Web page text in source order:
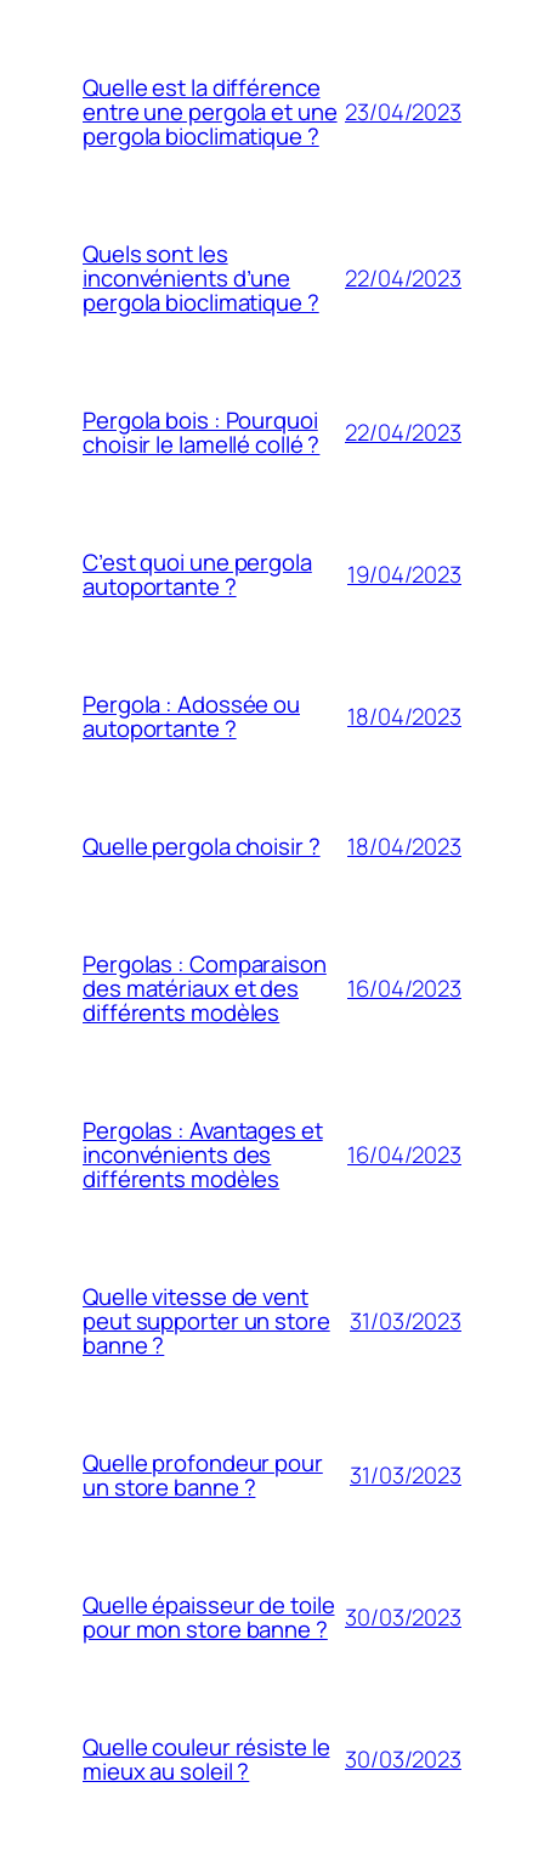
Quelle est la différence
entre une pergola et une
pergola bioclimatique ?
23/04/2023
Quels sont les
inconvénients d’une
pergola bioclimatique ?
22/04/2023
Pergola bois : Pourquoi
choisir le lamellé collé ? 22/04/2023
C’est quoi une pergola
autoportante ? 19/04/2023
Pergola : Adossée ou
autoportante ? 18/04/2023
Quelle pergola choisir ? 18/04/2023
Pergolas : Comparaison
des matériaux et des
différents modèles
16/04/2023
Pergolas : Avantages et
inconvénients des
différents modèles
16/04/2023
Quelle vitesse de vent
peut supporter un store
banne ?
31/03/2023
Quelle profondeur pour
un store banne ? 31/03/2023
Quelle épaisseur de toile
pour mon store banne ? 30/03/2023
Quelle couleur résiste le
mieux au soleil ? 30/03/2023